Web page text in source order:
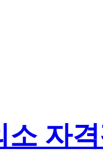
소 자